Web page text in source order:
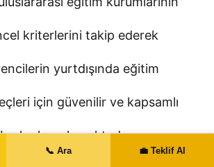
kriterlerini takip ederek
yurtdışında eğitim
için güvenilir ve kapsamlı
hazırlamaktadır.
📞 Ara 💼 Teklif Al